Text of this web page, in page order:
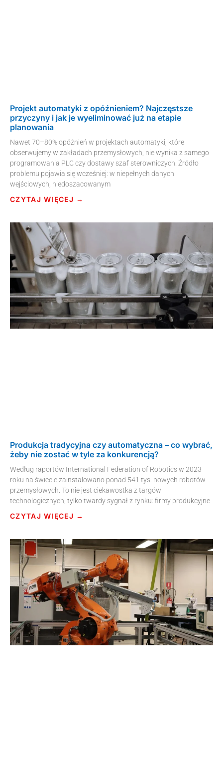
Projekt automatyki z opóźnieniem? Najczęstsze
przyczyny i jak je wyeliminować już na etapie
planowania
Nawet 70–80% opóźnień w projektach automatyki, które
obserwujemy w zakładach przemysłowych, nie wynika z samego
programowania PLC czy dostawy szaf sterowniczych. Źródło
problemu pojawia się wcześniej: w niepełnych danych
wejściowych, niedoszacowanym
CZYTAJ WIĘCEJ →
Produkcja tradycyjna czy automatyczna – co wybrać,
żeby nie zostać w tyle za konkurencją?
Według raportów International Federation of Robotics w 2023
roku na świecie zainstalowano ponad 541 tys. nowych robotów
przemysłowych. To nie jest ciekawostka z targów
technologicznych, tylko twardy sygnał z rynku: firmy produkcyjne
CZYTAJ WIĘCEJ →